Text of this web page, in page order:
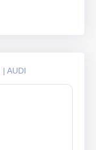
| AUDI